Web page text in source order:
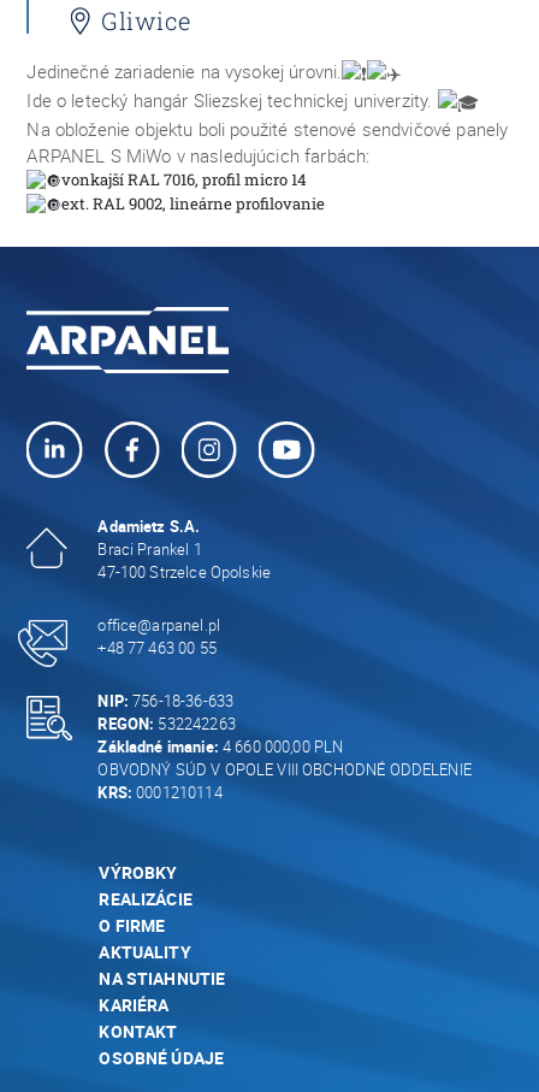
Gliwice
Jedinečné zariadenie na vysokej úrovni.
Ide o letecký hangár Sliezskej technickej univerzity.
Na obloženie objektu boli použité stenové sendvičové panely
ARPANEL S MiWo v nasledujúcich farbách:
vonkajší RAL 7016, profil micro 14
ext. RAL 9002, lineárne profilovanie
Adamietz S.A.
Braci Prankel 1
47-100 Strzelce Opolskie
office@arpanel.pl
+48 77 463 00 55
NIP: 756-18-36-633
REGON: 532242263
Základné imanie: 4 660 000,00 PLN
OBVODNÝ SÚD V OPOLE VIII OBCHODNÉ ODDELENIE
KRS: 0001210114
VÝROBKY
REALIZÁCIE
O FIRME
AKTUALITY
NA STIAHNUTIE
KARIÉRA
KONTAKT
OSOBNÉ ÚDAJE